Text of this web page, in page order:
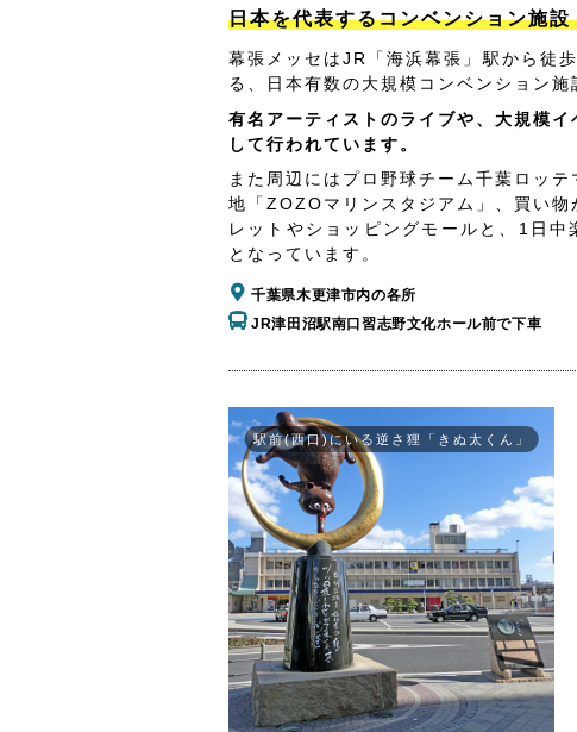
日本を代表するコンベンション施
幕張メッセはJR「海浜幕張」駅から徒
る、日本有数の大規模コンベンション施
有名アーティストのライブや、大規模イ
して行われています。
また周辺にはプロ野球チーム千葉ロッテ
地「ZOZOマリンスタジアム」、買い物
レットやショッピングモールと、1日中
となっています。
千葉県木更津市内の各所
JR津田沼駅南口習志野文化ホール前で下車
駅前(西口)にいる逆さ狸「きぬ太くん」